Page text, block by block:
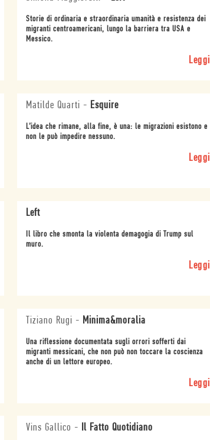
Storie di ordinaria e straordinaria umanità e resistenza dei
migranti centroamericani, lungo la barriera tra USA e
Messico.
Leggi
Matilde Quarti - Esquire
L’idea che rimane, alla fine, è una: le migrazioni esistono e
non le può impedire nessuno.
Leggi
Left
Il libro che smonta la violenta demagogia di Trump sul
muro.
Leggi
Tiziano Rugi - Minima&moralia
Una riflessione documentata sugli orrori sofferti dai
migranti messicani, che non può non toccare la coscienza
anche di un lettore europeo.
Leggi
Vins Gallico - Il Fatto Quotidiano